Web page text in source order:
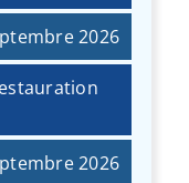
2026
2026